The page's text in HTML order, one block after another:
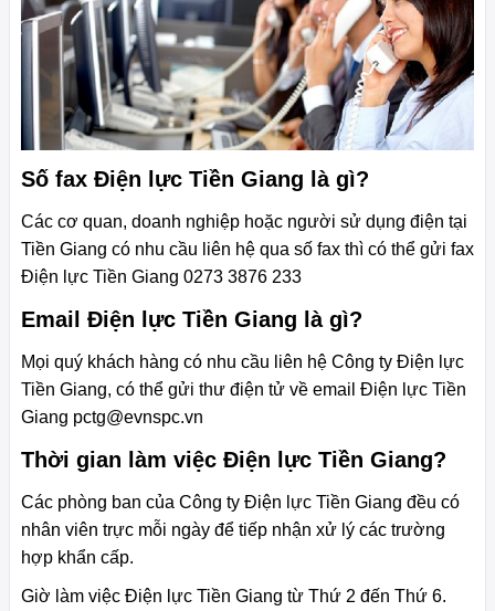
Số fax Điện lực Tiền Giang là gì?
Các cơ quan, doanh nghiệp hoặc người sử dụng điện tại
Tiền Giang có nhu cầu liên hệ qua số fax thì có thể gửi fax
Điện lực Tiền Giang 0273 3876 233
Email Điện lực Tiền Giang là gì?
Mọi quý khách hàng có nhu cầu liên hệ Công ty Điện lực
Tiền Giang, có thể gửi thư điện tử về email Điện lực Tiền
Giang pctg@evnspc.vn
Thời gian làm việc Điện lực Tiền Giang?
Các phòng ban của Công ty Điện lực Tiền Giang đều có
nhân viên trực mỗi ngày để tiếp nhận xử lý các trường
hợp khẩn cấp.
Giờ làm việc Điện lực Tiền Giang từ Thứ 2 đến Thứ 6.